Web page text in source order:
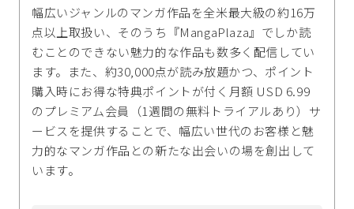
幅広いジャンルのマンガ作品を全米最大級の約16万
点以上取扱い、そのうち『MangaPlaza』でしか読
むことのできない魅力的な作品も数多く配信してい
ます。また、約30,000点が読み放題かつ、ポイント
購入時にお得な特典ポイントが付く月額 USD 6.99
のプレミアム会員（1週間の無料トライアルあり）サ
ービスを提供することで、幅広い世代のお客様と魅
力的なマンガ作品との新たな出会いの場を創出して
います。